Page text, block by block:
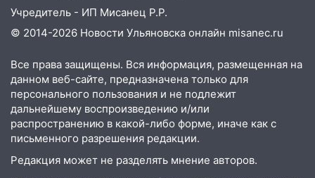
22:33 Прокуратура проверяет
спортивные объекты в Старой Майне
21:01 Ульяновцев приглашают сдать
кровь: День донора пройдёт 6 августа
20:17 Ульяновская область девятую
неделю подряд удерживает самые
низкие цены на подсолнечное масло
19:33
Коровы-рекордсменки: в
Учредитель - ИП Мисанец Р.Р.
© 2014-2026 Новости Ульяновска онлайн misanec.ru
Все права защищены. Вся информация, размещенная на
данном веб-сайте, предназначена только для
персонального пользования и не подлежит
дальнейшему воспроизведению и/или
распространению в какой-либо форме, иначе как с
письменного разрешения редакции.
Редакция может не разделять мнение авторов.